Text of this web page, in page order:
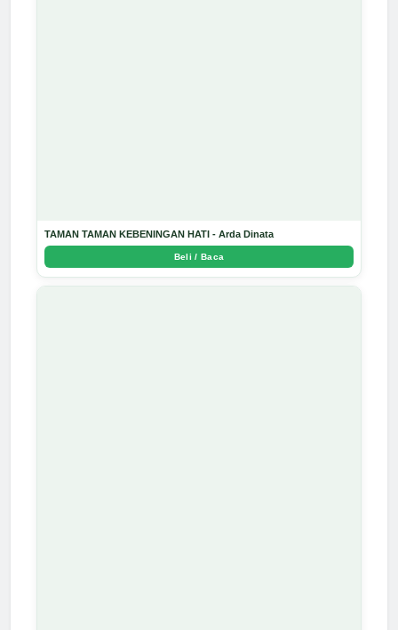
TAMAN TAMAN KEBENINGAN HATI - Arda Dinata
Beli / Baca